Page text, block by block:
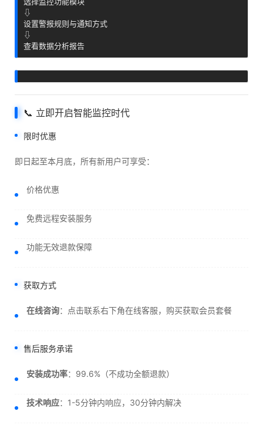
⇩
设置警报规则与通知方式
⇩
查看数据分析报告
📞 立即开启智能监控时代
限时优惠
即日起至本月底，所有新用户可享受：
价格优惠
免费远程安装服务
功能无效退款保障
获取方式
在线咨询：点击联系右下角在线客服，购买获取会员套餐
售后服务承诺
安装成功率：99.6%（不成功全额退款）
技术响应：1-5分钟内响应，30分钟内解决